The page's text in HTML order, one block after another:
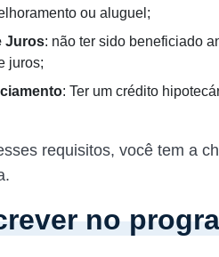
ou aluguel;
Juros: não ter sido beneficiado
juros;
: Ter um crédito
requisitos, você tem a
no